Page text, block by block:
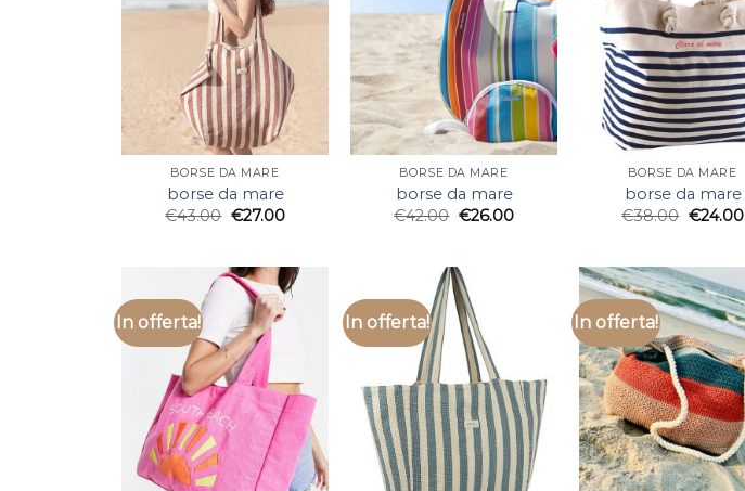
BORSE DA MARE
borse da mare
€43.00 €27.00
BORSE DA MARE
borse da mare
€42.00 €26.00
BORSE DA MARE
borse da mare
€38.00 €24.00
In offerta! In offerta! In offerta!